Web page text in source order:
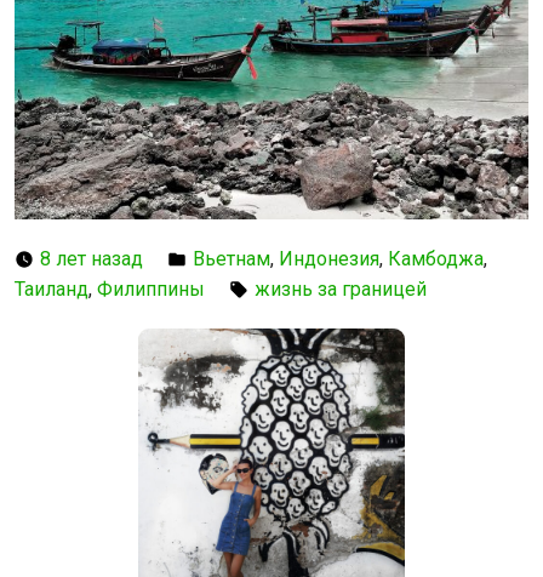
8 лет назад Вьетнам, Индонезия, Камбоджа,
Таиланд, Филиппины жизнь за границей